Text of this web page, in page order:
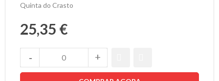
Quinta do Crasto
25,35 €